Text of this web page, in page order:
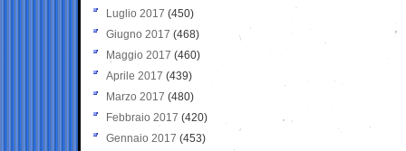
Luglio 2017 (450)
Giugno 2017 (468)
Maggio 2017 (460)
Aprile 2017 (439)
Marzo 2017 (480)
Febbraio 2017 (420)
Gennaio 2017 (453)